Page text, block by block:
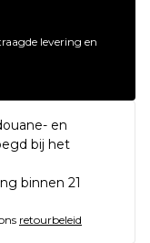
levering en
en
bij het
binnen 21
retourbeleid